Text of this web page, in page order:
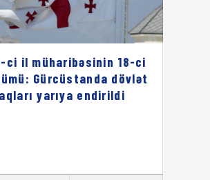
ci il müharibəsinin 18-ci
Gürcüstanda dövlət
yarıya endirildi